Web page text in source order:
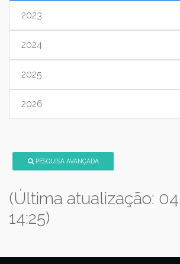
2023
2024
2025
2026
PESQUISA AVANÇADA
(Última atualização:
14:25)